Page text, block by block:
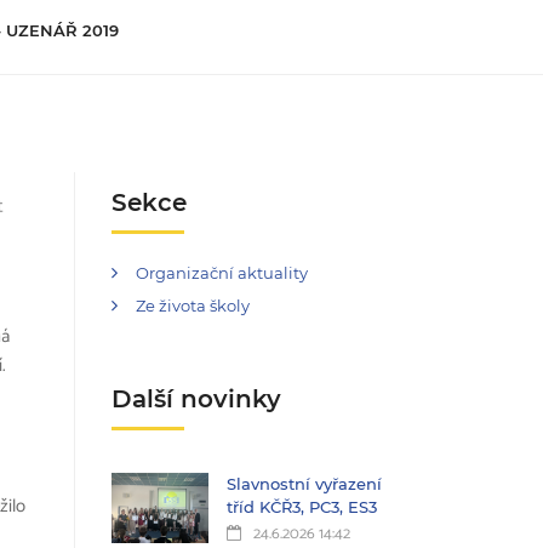
2019
Sekce
Organizační aktuality
Ze života školy
Další novinky
Slavnostní vyřazení
tříd KČŘ3, PC3, ES3
24.6.2026 14:42